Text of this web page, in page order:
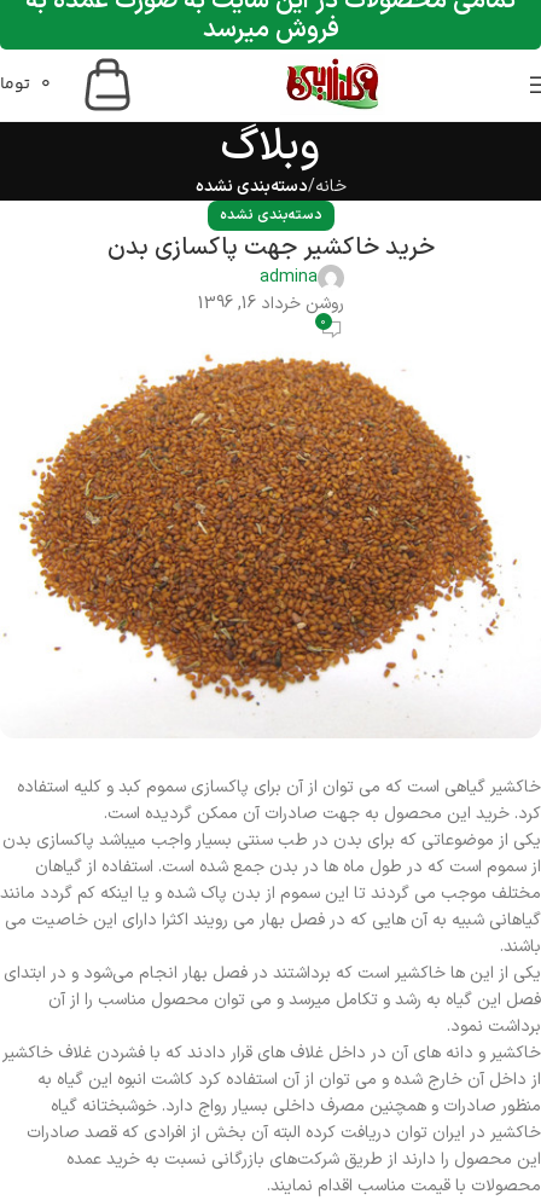
فروش میرسد
0
وبلاگ
خانه دسته‌بندی نشده
دسته‌بندی نشده
خرید خاکشیر جهت پاکسازی بدن
admina
روشن خرداد 16, 1396
0
خاکشیر گیاهی است که می توان از آن برای پاکسازی سموم کبد و کلیه استفاده
کرد. خرید این محصول به جهت صادرات آن ممکن گردیده است.
یکی از موضوعاتی که برای بدن در طب سنتی بسیار واجب میباشد پاکسازی بدن
از سموم است که در طول ماه ها در بدن جمع شده است. استفاده از گیاهان
مختلف موجب می گردند تا این سموم از بدن پاک شده و یا اینکه کم گردد مانند
گیاهانی شبیه به آن هایی که در فصل بهار می رویند اکثرا دارای این خاصیت می
باشند.
یکی از این ها خاکشیر است که برداشتند در فصل بهار انجام می‌شود و در ابتدای
فصل این گیاه به رشد و تکامل میرسد و می توان محصول مناسب را از آن
برداشت نمود.
خاکشیر و دانه های آن در داخل غلاف های قرار دادند که با فشردن غلاف خاکشیر
از داخل آن خارج شده و می توان از آن استفاده کرد کاشت انبوه این گیاه به
منظور صادرات و همچنین مصرف داخلی بسیار رواج دارد. خوشبختانه گیاه
خاکشیر در ایران توان دریافت کرده البته آن بخش از افرادی که قصد صادرات
این محصول را دارند از طریق شرکت‌های بازرگانی نسبت به خرید عمده
محصولات با قیمت مناسب اقدام نمایند.